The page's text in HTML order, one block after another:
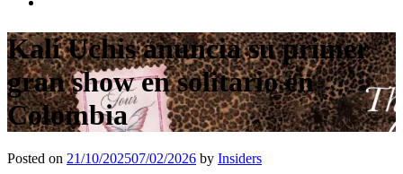
Kali Uchis anuncia su primer
gran show en solitario en
Colombia
Posted on 21/10/202507/02/2026 by Insiders